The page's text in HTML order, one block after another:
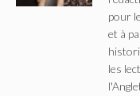
pour
et à
les